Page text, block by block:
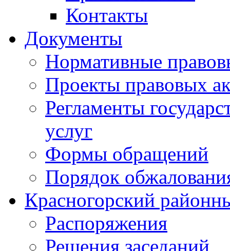
Контакты
Документы
Нормативные
Проекты правовых
Регламенты
услуг
Формы обращений
Порядок
Красногорский
Распоряжения
Решения заседаний